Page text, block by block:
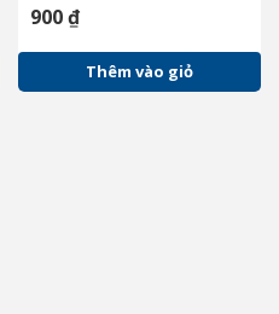
900₫
Thêm vào giỏ